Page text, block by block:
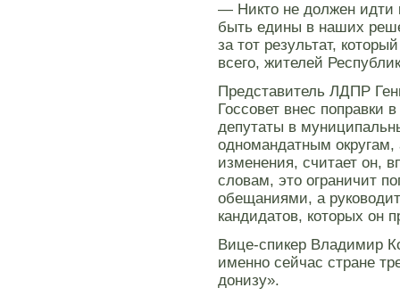
— Никто не должен идти
быть едины в наших
за тот результат,
всего, жителей
Представитель ЛДПР
Госсовет внес поправки
депутаты в
одномандатным
изменения, считает он,
словам, это ограничит
обещаниями, а
кандидатов, которых он
Вице-спикер Владимир
именно сейчас стране
донизу».